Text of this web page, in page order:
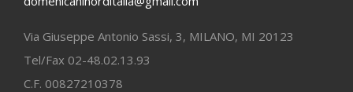
Via Giuseppe Antonio Sassi, 3, MILANO, MI 20123
Tel/Fax 02-48.02.13.93
C.F. 00827210378